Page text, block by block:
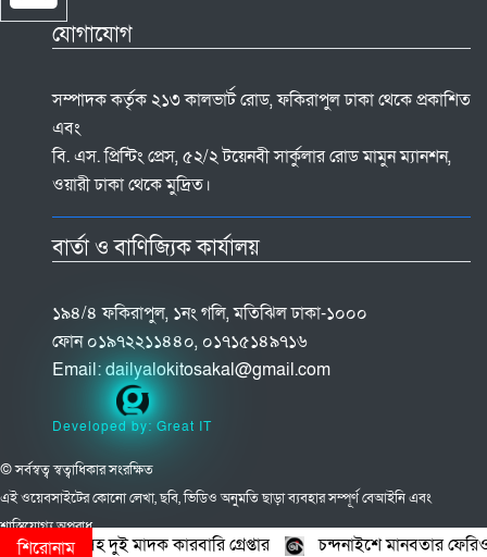
শিরোনাম
মাদক কারবারি গ্রেপ্তার চন্দনাইশে মানবতার ফেরিওয়ালা সংগঠন
যোগাযোগ
সম্পাদক কর্তৃক ২১৩ কালভার্ট রোড, ফকিরাপুল ঢাকা থেকে প্রকাশিত
এবং
বি. এস. প্রিন্টিং প্রেস, ৫২/২ টয়েনবী সার্কুলার রোড মামুন ম্যানশন,
ওয়ারী ঢাকা থেকে মুদ্রিত।
বার্তা ও বাণিজ্যিক কার্যালয়
১৯৪/৪ ফকিরাপুল, ১নং গলি, মতিঝিল ঢাকা-১০০০
ফোন ০১৯৭২২১১৪৪০, ০১৭১৫১৪৯৭১৬
Email:dailyalokitosakal@gmail.com
Developed by: Great IT
© সর্বস্বত্ব স্বত্বাধিকার সংরক্ষিত
এই ওয়েবসাইটের কোনো লেখা, ছবি, ভিডিও অনুমতি ছাড়া ব্যবহার সম্পূর্ণ বেআইনি এবং
শাস্তিযোগ্য অপরাধ